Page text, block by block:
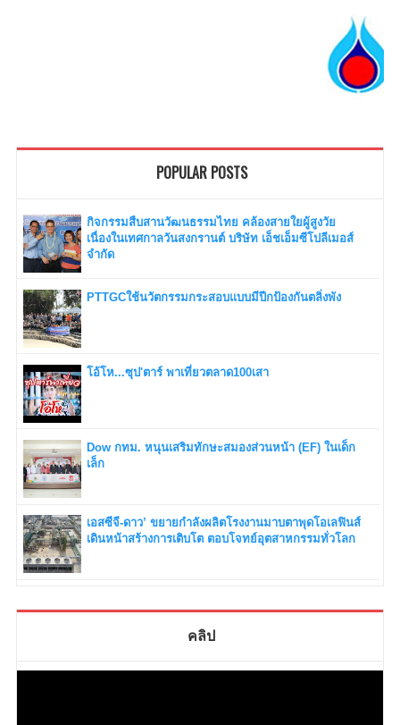
POPULAR POSTS
กิจกรรมสืบสานวัฒนธรรมไทย คล้องสายใยผู้สูงวัย
เนื่องในเทศกาลวันสงกรานต์ บริษัท เอ็ชเอ็มซีโปลีเมอส์
จำกัด
PTTGCใช้นวัตกรรมกระสอบแบบมีปีกป้องกันตลิ่งพัง
โอ้โห...ซุป'ตาร์ พาเที่ยวตลาด100เสา
Dow กทม. หนุนเสริมทักษะสมองส่วนหน้า (EF) ในเด็ก
เล็ก
เอสซีจี-ดาว’ ขยายกำลังผลิตโรงงานมาบตาพุดโอเลฟินส์
เดินหน้าสร้างการเติบโต ตอบโจทย์อุตสาหกรรมทั่วโลก
คลิป